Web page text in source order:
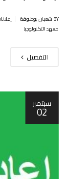
BY شعبان بوحلوفة
معهد التكنولوجيا
التفصيل
سبتمبر
02